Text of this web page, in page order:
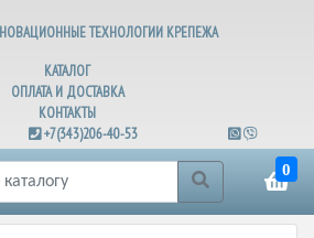
ТЕХНОЛОГИИ КРЕПЕЖА
КАТАЛОГ
ОПЛАТА И ДОСТАВКА
КОНТАКТЫ
+7(343)206-40-53
0